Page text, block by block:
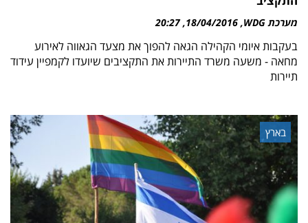
מערכת WDG 18/04/2016
20:27
בעקבות איומי הקהילה הגאה להפוך את מצעד הגאווה לאירוע
מחאה - משעה משרד התיירות את התקציבים שיועדו לקמפיין עידוד
תיירות
בארץ